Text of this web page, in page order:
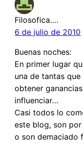
Filosofica….
6 de julio de 2010
Buenas noches:
En primer lugar
una de tantas
obtener
influenciar…
Casi todos lo
este blog, son
o son demaciado